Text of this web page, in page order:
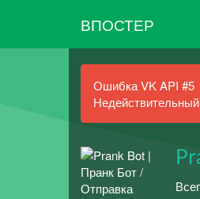
ВПОСТЕР
Ошибка VK API #5